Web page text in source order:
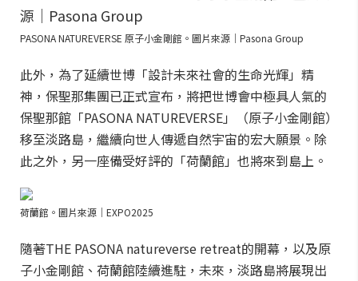
PASONA NATUREVERSE 原子小金剛館。圖片來源｜Pasona Group
此外，為了延續世博「設計未來社會的生命光輝」精
神，保聖那集團已正式宣布，將把世博會中極具人氣的
保聖那館「PASONA NATUREVERSE」（原子小金剛館）
移至淡路島，繼續向世人傳遞自然宇宙的宏大願景。除
此之外，另一座備受好評的「荷蘭館」也將來到島上。
荷蘭館。圖片來源｜EXPO2025
隨著THE PASONA natureverse retreat的開幕，以及原
子小金剛館、荷蘭館陸續進駐，未來，淡路島將展現出